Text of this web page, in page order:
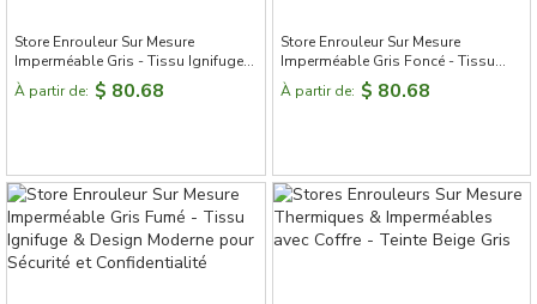
Store Enrouleur Sur Mesure
Imperméable Gris - Tissu Ignifuge
& Design Moderne pour Sécurité et
Confidentialité
À partir de: $ 80.68
Store Enrouleur Sur Mesure
Imperméable Gris Foncé - Tissu
Ignifuge & Design Moderne pour
Sécurité et Confidentialité
À partir de: $ 80.68